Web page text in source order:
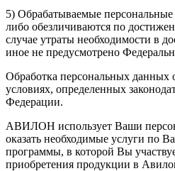
5) Обрабатываемые
либо обезличиваются по
случае утраты необходимости в
иное не предусмотрено
Обработка персональных данных
условиях, определенных
Федерации.
АВИЛОН использует Ваши
оказать необходимые услуги по
программы, в которой Вы
приобретения продукции в